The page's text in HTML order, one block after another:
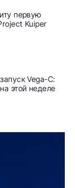
первую
Kuiper
Vega-C:
этой неделе